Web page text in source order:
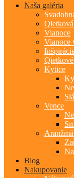
Naša galéria
Vianoce
Vianoce
Kytice
Vence
Blog
Nakupovanie